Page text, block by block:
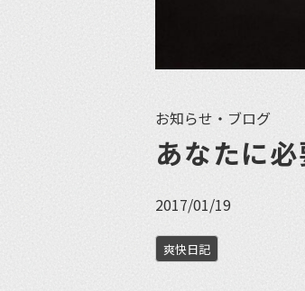
お知らせ・ブログ
あなたに
2017/01/19
爽快日記